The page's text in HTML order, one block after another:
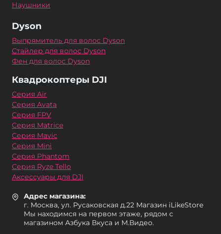
Наушники
Dyson
Выпрямитель для волос Dyson
Стайлер для волос Dyson
Фен для волос Dyson
Квадрокоптеры DJI
Серия Air
Серия Avata
Серия FPV
Серия Matrice
Серия Mavic
Серия Mini
Серия Phantom
Серия Ryze Tello
Аксессуары для DJI
Адрес магазина:
г. Москва, ул. Русаковская д.22 Магазин iLikeStore
Мы находимся на первом этаже, рядом с
магазином Азбука Вкуса и М.Видео.